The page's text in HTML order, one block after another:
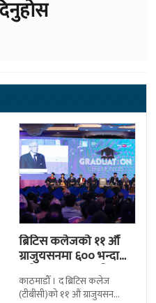
ब्रिटिस कलेजको ११ औँ
ग्राजुयसनमा ६०० भन्दा
बढी ग्राजुयट सम्मानित
काठमाडौँ । द ब्रिटिस कलेज
(टीबीसी)को ११ औं ग्राजुयसन